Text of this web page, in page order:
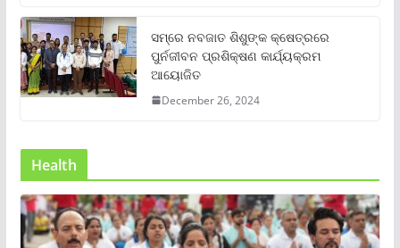
ସମ୍‌ରେ ନବଜାତ ଶିଶୁଙ୍କ କ୍ଷେତ୍ରରେ
ପୁର୍ନଜୀବନ ପ୍ରଶିକ୍ଷଣ କାର୍ଯ୍ୟକ୍ରମ
ଆୟୋଜିତ
December 26, 2024
Health